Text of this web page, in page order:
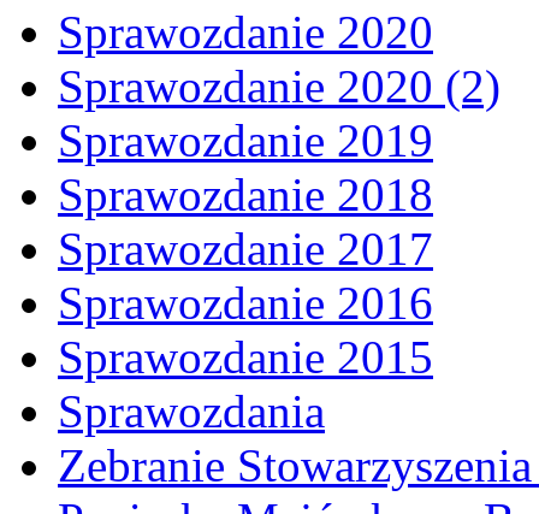
Sprawozdanie 2020
Sprawozdanie 2020 (2)
Sprawozdanie 2019
Sprawozdanie 2018
Sprawozdanie 2017
Sprawozdanie 2016
Sprawozdanie 2015
Sprawozdania
Zebranie